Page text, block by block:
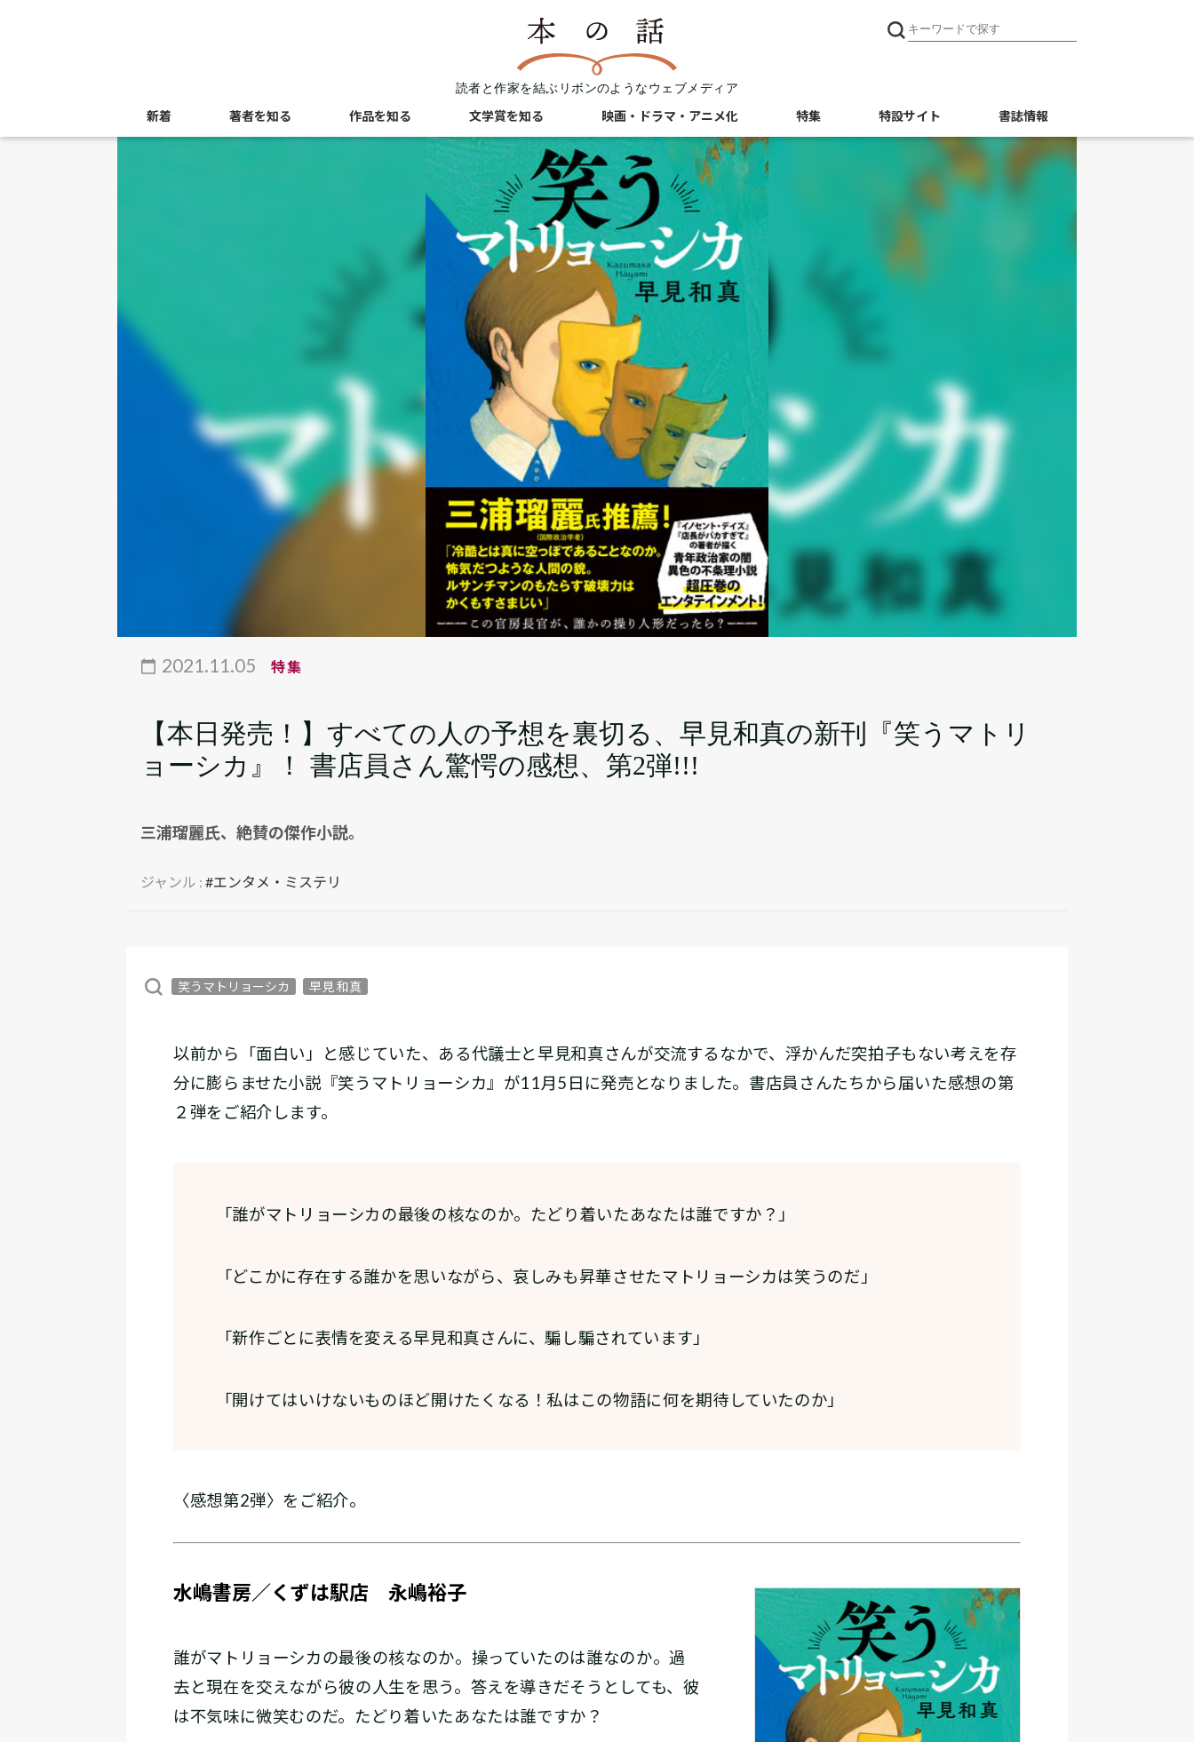
読者と作家を結ぶリボンのようなウェブメディア
新着 著者を知る 作品を知る 文学賞を知る 映画・ドラマ・アニメ化 特集 特設サイト 書誌情報
2021.11.05 特集
【本日発売！】すべての人の予想を裏切る、早見和真の新刊『笑うマトリ
ョーシカ』！ 書店員さん驚愕の感想、第2弾!!!
三浦瑠麗氏、絶賛の傑作小説。
ジャンル : #エンタメ・ミステリ
笑うマトリョーシカ 早見 和真
以前から「面白い」と感じていた、ある代議士と早見和真さんが交流するなかで、浮かんだ突拍子もない考えを存
分に膨らませた小説『笑うマトリョーシカ』が11月5日に発売となりました。書店員さんたちから届いた感想の第
２弾をご紹介します。
「誰がマトリョーシカの最後の核なのか。たどり着いたあなたは誰ですか？」
「どこかに存在する誰かを思いながら、哀しみも昇華させたマトリョーシカは笑うのだ」
「新作ごとに表情を変える早見和真さんに、騙し騙されています」
「開けてはいけないものほど開けたくなる！私はこの物語に何を期待していたのか」
〈感想第2弾〉をご紹介。
水嶋書房／くずは駅店 永嶋裕子
誰がマトリョーシカの最後の核なのか。操っていたのは誰なのか。過
去と現在を交えながら彼の人生を思う。答えを導きだそうとしても、彼
は不気味に微笑むのだ。たどり着いたあなたは誰ですか？